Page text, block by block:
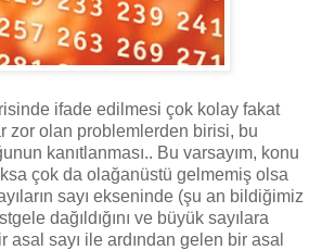
ifade edilmesi çok kolay fakat
zor olan problemlerden birisi, bu
kanıtlanması.. Bu varsayım, konu
çok da olağanüstü gelmemiş olsa
sayı ekseninde (şu an bildiğimiz
dağıldığını ve büyük sayılara
sayı ile ardından gelen bir asal